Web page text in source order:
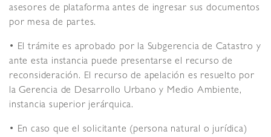
asesores de plataforma antes de ingresar sus documentos
por mesa de partes.
• El trámite es aprobado por la Subgerencia de Catastro y
ante esta instancia puede presentarse el recurso de
reconsideración. El recurso de apelación es resuelto por
la Gerencia de Desarrollo Urbano y Medio Ambiente,
instancia superior jerárquica.
• En caso que el solicitante (persona natural o jurídica)